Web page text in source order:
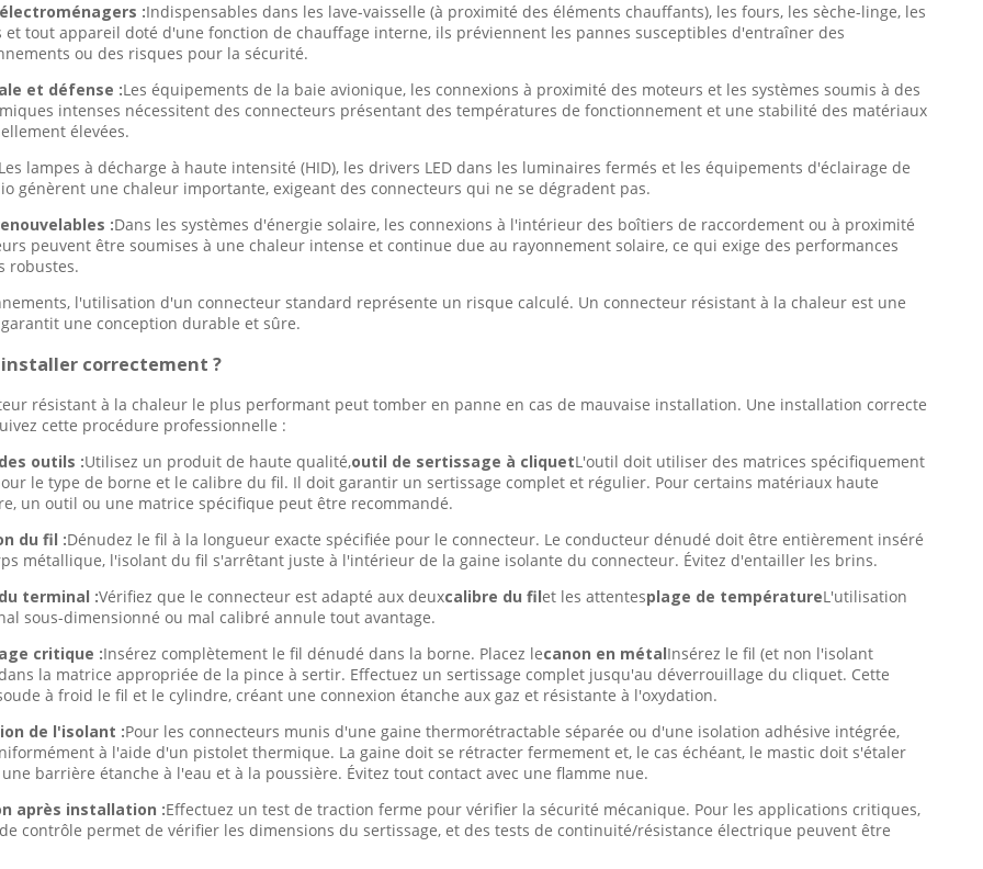
:Indispensables dans les lave-vaisselle (à proximité des éléments chauffants), les fours, les sèche-linge, les
et tout appareil doté d'une fonction de chauffage interne, ils préviennent les pannes susceptibles d'entraîner des
ou des risques pour la sécurité.
et défense :Les équipements de la baie avionique, les connexions à proximité des moteurs et les systèmes soumis à des
intenses nécessitent des connecteurs présentant des températures de fonctionnement et une stabilité des matériaux
élevées.
Les lampes à décharge à haute intensité (HID), les drivers LED dans les luminaires fermés et les équipements d'éclairage de
génèrent une chaleur importante, exigeant des connecteurs qui ne se dégradent pas.
:Dans les systèmes d'énergie solaire, les connexions à l'intérieur des boîtiers de raccordement ou à proximité
peuvent être soumises à une chaleur intense et continue due au rayonnement solaire, ce qui exige des performances
robustes.
l'utilisation d'un connecteur standard représente un risque calculé. Un connecteur résistant à la chaleur est une
une conception durable et sûre.
correctement ?
résistant à la chaleur le plus performant peut tomber en panne en cas de mauvaise installation. Une installation correcte
cette procédure professionnelle :
outils :Utilisez un produit de haute qualité,outil de sertissage à cliquetL'outil doit utiliser des matrices spécifiquement
le type de borne et le calibre du fil. Il doit garantir un sertissage complet et régulier. Pour certains matériaux haute
un outil ou une matrice spécifique peut être recommandé.
du fil :Dénudez le fil à la longueur exacte spécifiée pour le connecteur. Le conducteur dénudé doit être entièrement inséré
métallique, l'isolant du fil s'arrêtant juste à l'intérieur de la gaine isolante du connecteur. Évitez d'entailler les brins.
terminal :Vérifiez que le connecteur est adapté aux deuxcalibre du filet les attentesplage de températureL'utilisation
sous-dimensionné ou mal calibré annule tout avantage.
critique :Insérez complètement le fil dénudé dans la borne. Placez lecanon en métalInsérez le fil (et non l'isolant
la matrice appropriée de la pince à sertir. Effectuez un sertissage complet jusqu'au déverrouillage du cliquet. Cette
à froid le fil et le cylindre, créant une connexion étanche aux gaz et résistante à l'oxydation.
de l'isolant :Pour les connecteurs munis d'une gaine thermorétractable séparée ou d'une isolation adhésive intégrée,
à l'aide d'un pistolet thermique. La gaine doit se rétracter fermement et, le cas échéant, le mastic doit s'étaler
barrière étanche à l'eau et à la poussière. Évitez tout contact avec une flamme nue.
après installation :Effectuez un test de traction ferme pour vérifier la sécurité mécanique. Pour les applications critiques,
contrôle permet de vérifier les dimensions du sertissage, et des tests de continuité/résistance électrique peuvent être